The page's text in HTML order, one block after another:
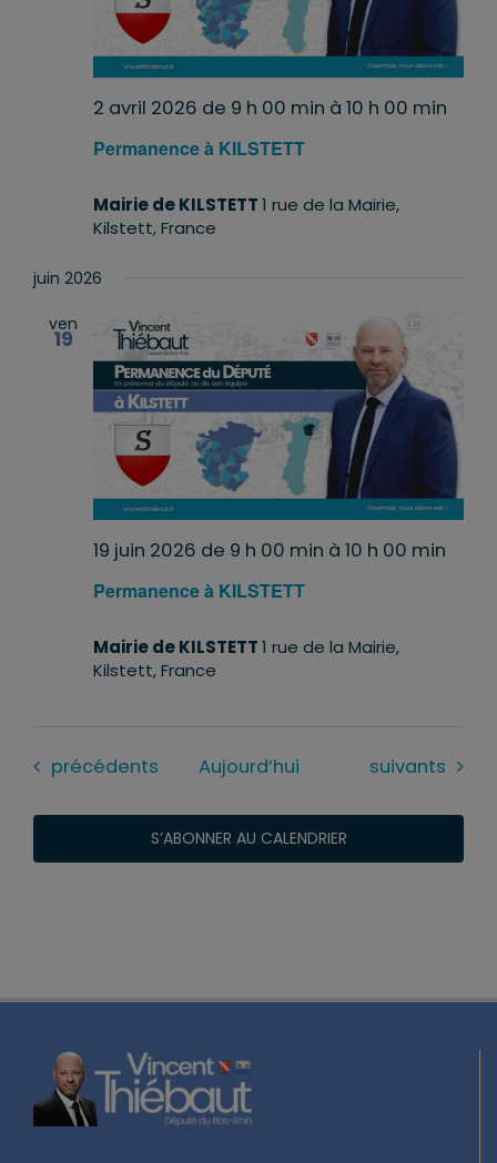
Permanence à KILSTETT
2 avril 2026 de 9 h 00 min à 10 h 00 min
Mairie de KILSTETT1 rue de la Mairie,
Kilstett, France
juin 2026
ven
19
Permanence à KILSTETT
19 juin 2026 de 9 h 00 min à 10 h 00 min
Mairie de KILSTETT1 rue de la Mairie,
Kilstett, France
Évènements
précédents Aujourd’hui Évènements
suivants
S’ABONNER AU CALENDRIER